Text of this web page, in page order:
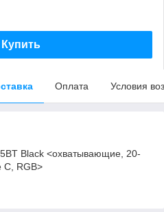
Купить
Оплата Условия
Black <охватывающие, 20-
C, RGB>